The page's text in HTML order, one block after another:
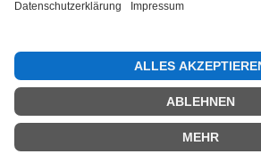
© 2026 horseland-speyer.de -
Alle Preise inkl. gesetzl.
Versandkostenund ggf.
nicht anders